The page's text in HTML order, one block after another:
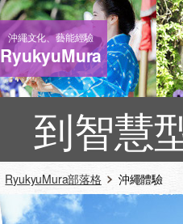
沖繩文化、藝能經驗
RyukyuMura
到智慧
RyukyuMura部落格 沖繩體驗